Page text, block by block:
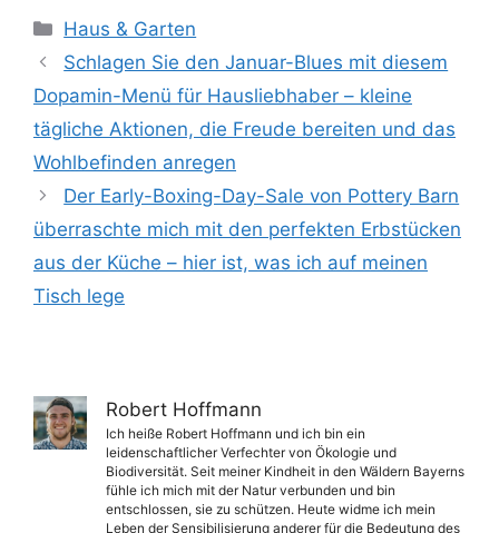
Kategorien
Haus & Garten
Schlagen Sie den Januar-Blues mit diesem
Dopamin-Menü für Hausliebhaber – kleine
tägliche Aktionen, die Freude bereiten und das
Wohlbefinden anregen
Der Early-Boxing-Day-Sale von Pottery Barn
überraschte mich mit den perfekten Erbstücken
aus der Küche – hier ist, was ich auf meinen
Tisch lege
Robert Hoffmann
Ich heiße Robert Hoffmann und ich bin ein
leidenschaftlicher Verfechter von Ökologie und
Biodiversität. Seit meiner Kindheit in den Wäldern Bayerns
fühle ich mich mit der Natur verbunden und bin
entschlossen, sie zu schützen. Heute widme ich mein
Leben der Sensibilisierung anderer für die Bedeutung des